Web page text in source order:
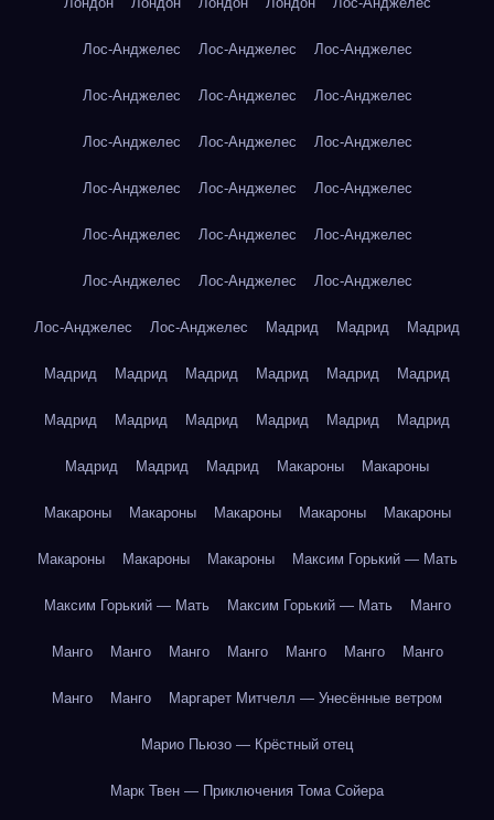
Лос-Анджелес Лос-Анджелес Лос-Анджелес
Лос-Анджелес Лос-Анджелес Лос-Анджелес
Лос-Анджелес Лос-Анджелес Лос-Анджелес
Лос-Анджелес Лос-Анджелес Лос-Анджелес
Лос-Анджелес Лос-Анджелес Лос-Анджелес
Лос-Анджелес Лос-Анджелес Лос-Анджелес
Лос-Анджелес Лос-Анджелес Мадрид Мадрид Мадрид
Мадрид Мадрид Мадрид Мадрид Мадрид Мадрид
Мадрид Мадрид Мадрид Мадрид Мадрид Мадрид
Мадрид Мадрид Мадрид Макароны Макароны
Макароны Макароны Макароны Макароны Макароны
Макароны Макароны Макароны Максим Горький — Мать
Максим Горький — Мать Максим Горький — Мать Манго
Манго Манго Манго Манго Манго Манго Манго
Манго Манго Маргарет Митчелл — Унесённые ветром
Марио Пьюзо — Крёстный отец
Марк Твен — Приключения Тома Сойера